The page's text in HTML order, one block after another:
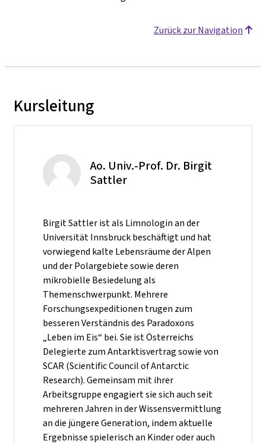
Zurück zur Navigation
Kursleitung
Ao. Univ.-Prof. Dr. Birgit
Sattler
Birgit Sattler ist als Limnologin an der
Universität Innsbruck beschäftigt und hat
vorwiegend kalte Lebensräume der Alpen
und der Polargebiete sowie deren
mikrobielle Besiedelung als
Themenschwerpunkt. Mehrere
Forschungsexpeditionen trugen zum
besseren Verständnis des Paradoxons
„Leben im Eis“ bei. Sie ist Österreichs
Delegierte zum Antarktisvertrag sowie von
SCAR (Scientific Council of Antarctic
Research). Gemeinsam mit ihrer
Arbeitsgruppe engagiert sie sich auch seit
mehreren Jahren in der Wissensvermittlung
an die jüngere Generation, indem aktuelle
Ergebnisse spielerisch an Kinder oder auch